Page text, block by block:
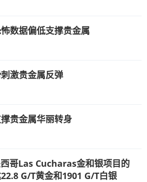
数据偏低支撑贵金属
激贵金属反弹
贵金属华丽转身
哥Las Cucharas金和银项目的
G/T黄金和1901 G/T白银